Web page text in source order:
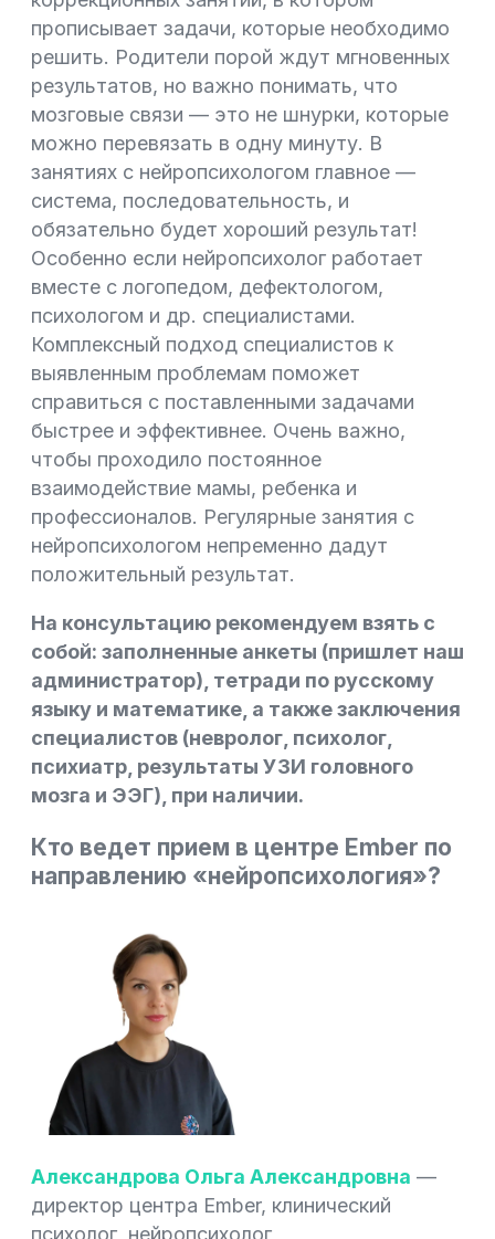
прописывает задачи, которые необходимо
решить. Родители порой ждут мгновенных
результатов, но важно понимать, что
мозговые связи — это не шнурки, которые
можно перевязать в одну минуту. В
занятиях с нейропсихологом главное —
система, последовательность, и
обязательно будет хороший результат!
Особенно если нейропсихолог работает
вместе с логопедом, дефектологом,
психологом и др. специалистами.
Комплексный подход специалистов к
выявленным проблемам поможет
справиться с поставленными задачами
быстрее и эффективнее. Очень важно,
чтобы проходило постоянное
взаимодействие мамы, ребенка и
профессионалов. Регулярные занятия с
нейропсихологом непременно дадут
положительный результат.
На консультацию рекомендуем взять с
собой: заполненные анкеты (пришлет наш
администратор), тетради по русскому
языку и математике, а также заключения
специалистов (невролог, психолог,
психиатр, результаты УЗИ головного
мозга и ЭЭГ), при наличии.
Кто ведет прием в центре Ember по
направлению «нейропсихология»?
Александрова Ольга Александровна —
директор центра Ember, клинический
психолог, нейропсихолог,